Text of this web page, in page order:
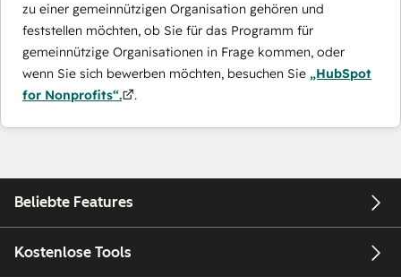
zu einer gemeinnützigen Organisation gehören und
feststellen möchten, ob Sie für das Programm für
gemeinnützige Organisationen in Frage kommen, oder
wenn Sie sich bewerben möchten, besuchen Sie „HubSpot
for Nonprofits“.
.
Beliebte Features
Kostenlose Tools